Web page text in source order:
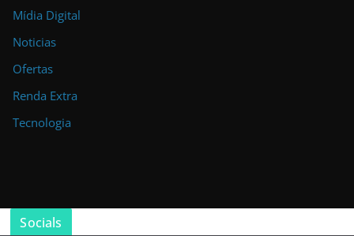
Mídia Digital
Noticias
Ofertas
Renda Extra
Tecnologia
Socials